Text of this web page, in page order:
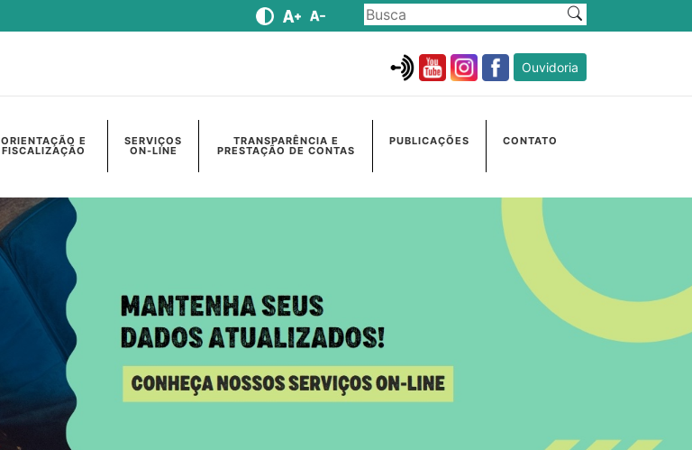
Ouvidoria
ORIENTAÇÃO E
FISCALIZAÇÃO
SERVIÇOS
ON-LINE
TRANSPARÊNCIA E
PRESTAÇÃO DE CONTAS
PUBLICAÇÕES CONTATO